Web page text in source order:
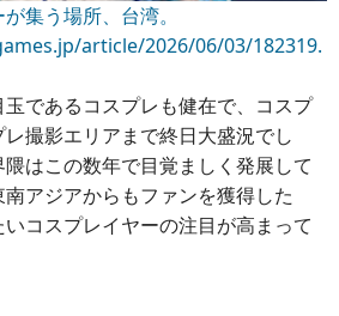
集う場所、台湾。
article/2026/06/03/182319.
であるコスプレも健在で、コスプ
撮影エリアまで終日大盛況でし
はこの数年で目覚ましく発展して
アジアからもファンを獲得した
コスプレイヤーの注目が高まって